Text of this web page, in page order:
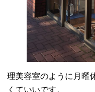
理美容室のように月曜
くていいです。